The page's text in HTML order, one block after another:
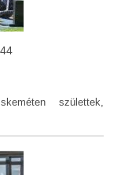
születtek,